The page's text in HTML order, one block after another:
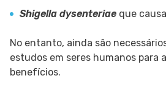
Shigella dysenteriae que
No entanto, ainda são
estudos em seres humanos para
benefícios.